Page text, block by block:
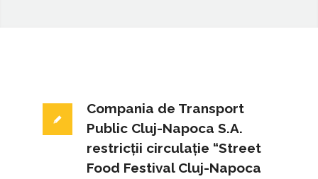
Compania de Transport
Public Cluj-Napoca S.A.
restricții circulație “Street
Food Festival Cluj-Napoca